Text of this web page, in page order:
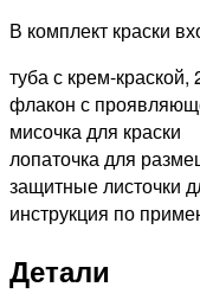
В комплект краски
туба с крем-краской,
флакон с
мисочка для краски
лопаточка для
защитные листочки
инструкция по
Детали